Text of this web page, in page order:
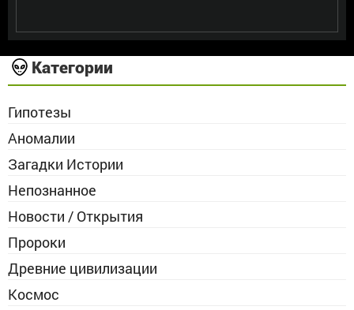
Категории
Гипотезы
Аномалии
Загадки Истории
Непознанное
Новости / Открытия
Пророки
Древние цивилизации
Космос